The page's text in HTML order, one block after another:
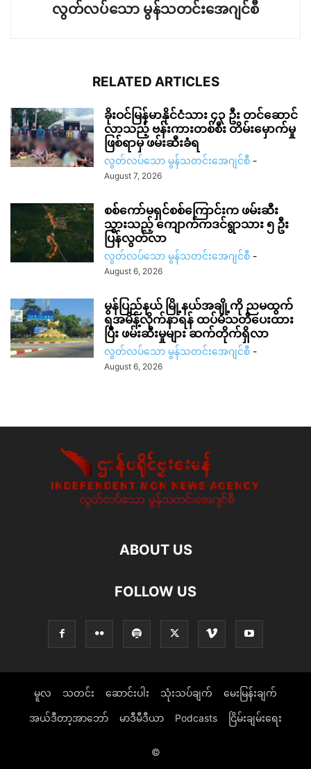
လွတ်လပ်သော မွန်သတင်းအေဂျင်စီ
RELATED ARTICLES
ခိုးဝင်မြန်မာနိုင်ငံသား ၄၃ ဦး တင်ဆောင်
လာသည့် ဗန်းကားတစ်စီး တိမ်းမှောက်မှု
ဖြစ်ရာမှ ဖမ်းဆီးခံရ
လွတ်လပ်သော မွန်သတင်းအေဂျင်စီ -
August 7, 2026
စစ်ကော်မရှင်စစ်ကြောင်းက ဖမ်းဆီး
သွားသည့် ကျောက်ကဒင်ရွာသား ၅ ဦး
ပြန်လွတ်လာ
လွတ်လပ်သော မွန်သတင်းအေဂျင်စီ -
August 6, 2026
မွန်ပြည်နယ် မြို့နယ်အချို့ကို ညမထွက်
ရအမိန့်လိုက်နာရန် ထပ်မံသတိပေးထား
ပြီး ဖမ်းဆီးမှုများ ဆက်တိုက်ရှိလာ
လွတ်လပ်သော မွန်သတင်းအေဂျင်စီ -
August 6, 2026
ABOUT US
FOLLOW US
မူလ သတင်း ဆောင်းပါး သုံးသပ်ချက် မေးမြန်းချက်
အယ်ဒီတာ့အာဘော် မာဒီမီဒီယာ Podcasts ငြိမ်းချမ်းရေး
©